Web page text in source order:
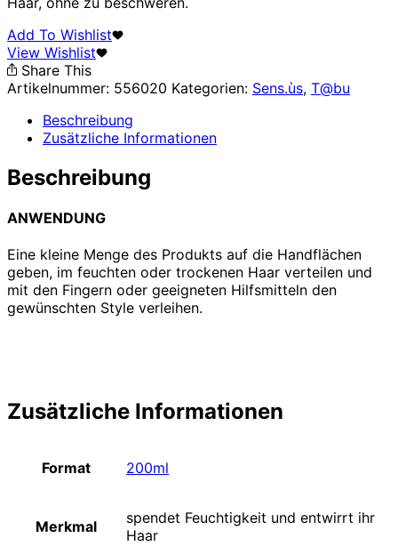
Add To Wishlist
View Wishlist
Share This
Artikelnummer: 556020 Kategorien: Sens.ùs, T@bu
Beschreibung
Zusätzliche Informationen
Beschreibung
ANWENDUNG
Eine kleine Menge des Produkts auf die Handflächen
geben, im feuchten oder trockenen Haar verteilen und
mit den Fingern oder geeigneten Hilfsmitteln den
gewünschten Style verleihen.
Zusätzliche Informationen
Format 200ml
Merkmal
spendet Feuchtigkeit und entwirrt ihr
Haar